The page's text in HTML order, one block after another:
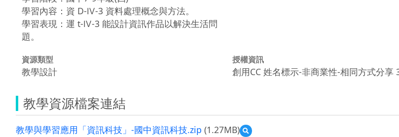
學習內容：資 D-Ⅳ-3 資料處理概念與方法。
學習表現：運 t-Ⅳ-3 能設計資訊作品以解決生活問
題。
資源類型
教學設計
授權資訊
創用CC 姓名標示-非商業性-相同方式分享
教學資源檔案連結
教學與學習應用「資訊科技」-國中資訊科技.zip (1.27MB)
預